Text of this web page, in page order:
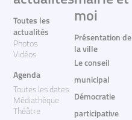
Toutes les
actualités
Photos
Vidéos
Agenda
Toutes les dates
Médiathèque
Théâtre
moi
Présentation de
la ville
Le conseil
municipal
Démocratie
participative